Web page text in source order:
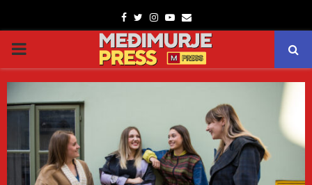
Facebook
TwitterInstagram
Youtube
Email
PRIMARY
MENU